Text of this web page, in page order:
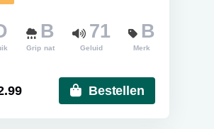
B
Grip nat
71
Geluid
B
Merk
Bestellen